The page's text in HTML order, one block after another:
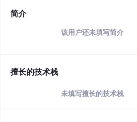
简介
该用户还未填写简介
擅长的技术栈
未填写擅长的技术栈